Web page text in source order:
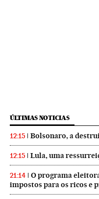
ÚLTIMAS NOTICIAS
12:15 Bolsonaro, a
12:15 Lula, uma
21:14
O programa
impostos para os ricos e